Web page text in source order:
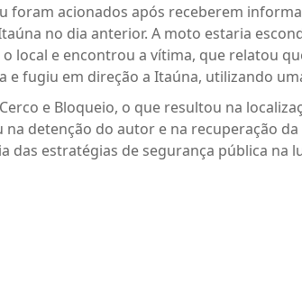
foram acionados após receberem
no dia anterior. A moto estaria
local e encontrou a vítima, que relatou
fugiu em direção a Itaúna, utilizando
e Bloqueio, o que resultou na
detenção do autor e na recuperação
das estratégias de segurança pública na